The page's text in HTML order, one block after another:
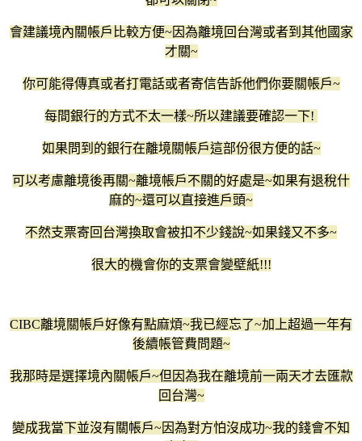
會建議境內關帳戶比較方便~因為離境回台灣或者到其他國家
才關~
你可能得傳真或者打電話或者寄信告訴他們你要關帳戶~
每間銀行的方式不太一樣~所以建議要確認一下!
如果問到的銀行在離境關帳戶這部份很方便的話~
可以考慮離境後再關~離境帳戶不關的好處是~如果有退稅什
麻的~還可以直接進戶頭~
不然支票寄回台灣換取會被扣不少錢說~如果錢又不多~
很大的機會你的支票會變壁紙!!!
CIBC離境關帳戶好像有點麻煩~我已經忘了~加上超過一年有
後續帳管費問題~
我那時是選擇境內關帳戶~但因為我在離境前一兩天才去匯款
回台灣~
變成我當下並沒有關帳戶~因為對方怕沒成功~我的錢會不知